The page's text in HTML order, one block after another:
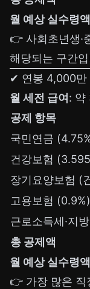
월 예상 실수령
👉 사회초년생·
해당되는 구간
✔ 연봉 4,000만
월 세전 급여 : 약
공제 항목
국민연금
건강보험
장기요양보험 (
고용보험 (0.9%)
근로소득세·지
총 공제액
월 예상 실수령
👉 가장 많은 직